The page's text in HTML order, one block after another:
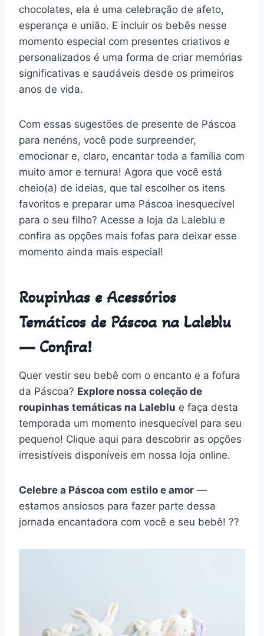
chocolates, ela é uma celebração de afeto,
esperança e união. E incluir os bebês nesse
momento especial com presentes criativos e
personalizados é uma forma de criar memórias
significativas e saudáveis desde os primeiros
anos de vida.
Com essas sugestões de presente de Páscoa
para nenéns, você pode surpreender,
emocionar e, claro, encantar toda a família com
muito amor e ternura! Agora que você está
cheio(a) de ideias, que tal escolher os itens
favoritos e preparar uma Páscoa inesquecível
para o seu filho? Acesse a loja da Laleblu e
confira as opções mais fofas para deixar esse
momento ainda mais especial!
Roupinhas e Acessórios
Temáticos de Páscoa na Laleblu
— Confira!
Quer vestir seu bebê com o encanto e a fofura
da Páscoa? Explore nossa coleção de
roupinhas temáticas na Laleblu e faça desta
temporada um momento inesquecível para seu
pequeno! Clique aqui para descobrir as opções
irresistíveis disponíveis em nossa loja online.
Celebre a Páscoa com estilo e amor —
estamos ansiosos para fazer parte dessa
jornada encantadora com você e seu bebê! ??